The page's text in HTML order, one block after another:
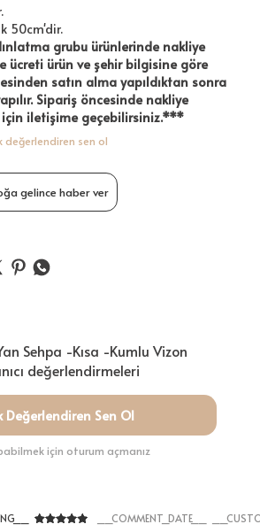
50cm'dir.
grubu ürünlerinde nakliye
ücreti ürün ve şehir bilgisine göre
satın alma yapıldıktan sonra
Sipariş öncesinde nakliye
iletişime geçebilirsiniz.***
değerlendiren sen ol
gelince haber ver
Sehpa -Kısa -Kumlu Vizon
değerlendirmeleri
Değerlendiren Sen Ol
için oturum açmanız
__COMMENT_DATE__